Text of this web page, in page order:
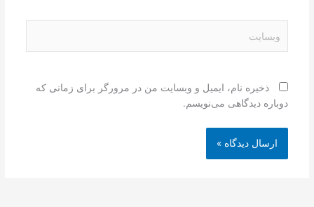
ذخیره نام، ایمیل و وبسایت من در مرورگر برای زمانی که
دوباره دیدگاهی می‌نویسم.